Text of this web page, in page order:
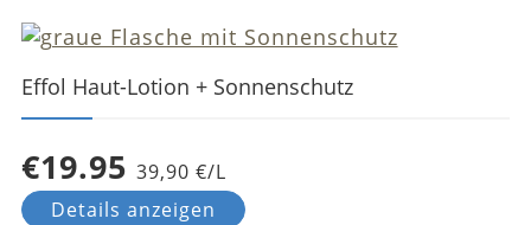
Effol Haut-Lotion + Sonnenschutz
€19.95 39,90 €/L
Details anzeigen